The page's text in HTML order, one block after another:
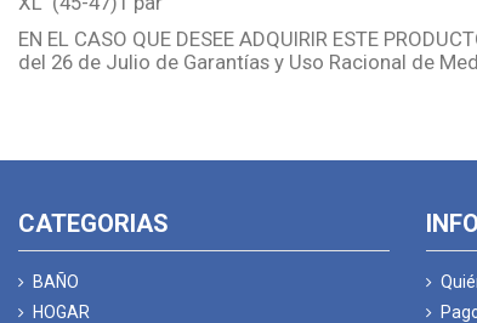
EN EL CASO QUE DESEE ADQUIRIR ESTE
del 26 de Julio de Garantías y Uso Racional de
CATEGORIAS
BAÑO
HOGAR